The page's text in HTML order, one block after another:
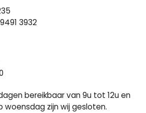
3932
bereikbaar van 9u tot 12u en
woensdag zijn wij gesloten.